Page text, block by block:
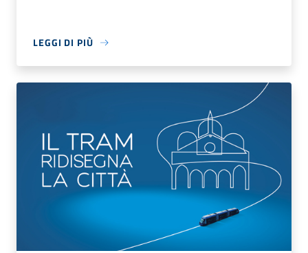
LEGGI DI PIÙ